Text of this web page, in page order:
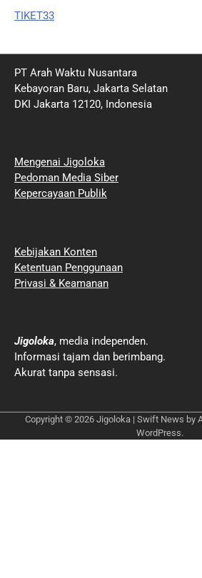
TIKET33
PT Arah Waktu Nusantara
Kebayoran Baru, Jakarta Selatan
DKI Jakarta 12120, Indonesia
Mengenai Jigoloka
Pedoman Media Siber
Kepercayaan Publik
Kebijakan Konten
Ketentuan Penggunaan
Privasi & Keamanan
Jigoloka, media independen.
Informasi tajam dan berimbang.
Akurat tanpa sensasi.
Copyright © 2026 Jigoloka | Swift News by
WordPress.